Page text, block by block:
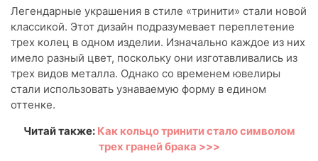
Легендарные украшения в стиле «тринити» стали новой
классикой. Этот дизайн подразумевает переплетение
трех колец в одном изделии. Изначально каждое из них
имело разный цвет, поскольку они изготавливались из
трех видов металла. Однако со временем ювелиры
стали использовать узнаваемую форму в едином
оттенке.
Читай также: Как кольцо тринити стало символом
трех граней брака >>>